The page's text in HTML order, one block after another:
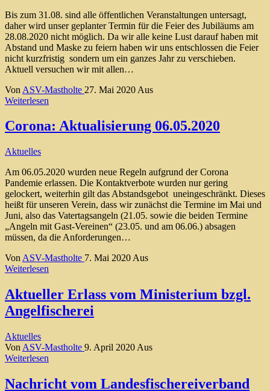
Bis zum 31.08. sind alle öffentlichen Veranstaltungen untersagt,
daher wird unser geplanter Termin für die Feier des Jubiläums am
28.08.2020 nicht möglich. Da wir alle keine Lust darauf haben mit
Abstand und Maske zu feiern haben wir uns entschlossen die Feier
nicht kurzfristig sondern um ein ganzes Jahr zu verschieben.
Aktuell versuchen wir mit allen…
Von ASV-Mastholte 27. Mai 2020 Aus
Weiterlesen
Corona: Aktualisierung 06.05.2020
Aktuelles
Am 06.05.2020 wurden neue Regeln aufgrund der Corona
Pandemie erlassen. Die Kontaktverbote wurden nur gering
gelockert, weiterhin gilt das Abstandsgebot uneingeschränkt. Dieses
heißt für unseren Verein, dass wir zunächst die Termine im Mai und
Juni, also das Vatertagsangeln (21.05. sowie die beiden Termine
„Angeln mit Gast-Vereinen“ (23.05. und am 06.06.) absagen
müssen, da die Anforderungen…
Von ASV-Mastholte 7. Mai 2020 Aus
Weiterlesen
Aktueller Erlass vom Ministerium bzgl.
Angelfischerei
Aktuelles
Von ASV-Mastholte 9. April 2020 Aus
Weiterlesen
Nachricht vom Landesfischereiverband